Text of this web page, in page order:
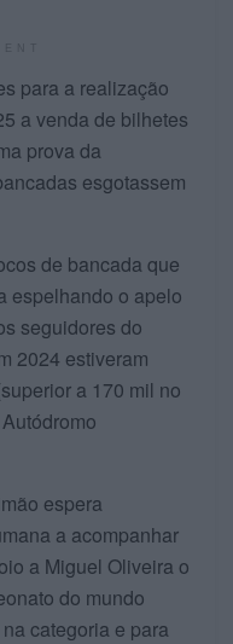
para a realização
a venda de bilhetes
prova da
esgotassem
de bancada que
espelhando o apelo
seguidores do
2024 estiveram
a 170 mil no
espera
a acompanhar
a Miguel Oliveira o
do mundo
categoria e para